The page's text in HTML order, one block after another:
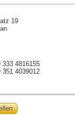
19
333 4816155
351 4039012